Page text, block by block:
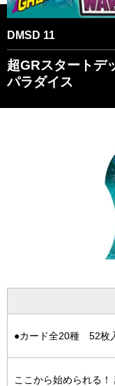
DMSD 11
超GRスタートデ
パラダイス
●カード全20種 52
ここから始められる